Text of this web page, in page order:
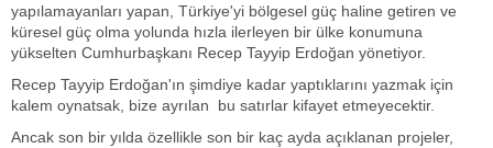
yapılamayanları yapan, Türkiye'yi bölgesel güç haline getiren ve
küresel güç olma yolunda hızla ilerleyen bir ülke konumuna
yükselten Cumhurbaşkanı Recep Tayyip Erdoğan yönetiyor.
Recep Tayyip Erdoğan'ın şimdiye kadar yaptıklarını yazmak için
kalem oynatsak, bize ayrılan bu satırlar kifayet etmeyecektir.
Ancak son bir yılda özellikle son bir kaç ayda açıklanan projeler,